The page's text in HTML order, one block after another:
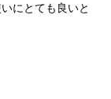
にとても良いと